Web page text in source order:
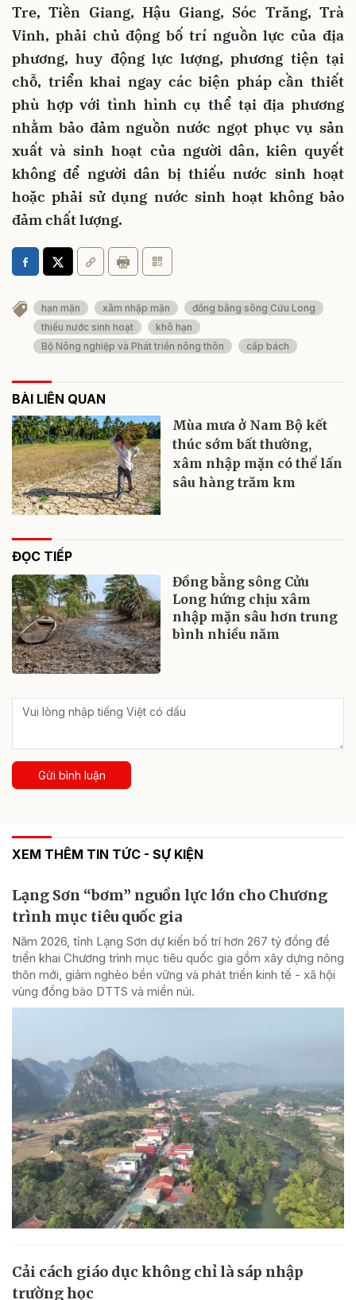
Tre, Tiền Giang, Hậu Giang, Sóc Trăng, Trà
Vinh, phải chủ động bố trí nguồn lực của địa
phương, huy động lực lượng, phương tiện tại
chỗ, triển khai ngay các biện pháp cần thiết
phù hợp với tình hình cụ thể tại địa phương
nhằm bảo đảm nguồn nước ngọt phục vụ sản
xuất và sinh hoạt của người dân, kiên quyết
không để người dân bị thiếu nước sinh hoạt
hoặc phải sử dụng nước sinh hoạt không bảo
đảm chất lượng.
hạn mặn xâm nhập mặn
đồng bằng sông Cửu Long
thiếu nước sinh hoạt
khô hạn
Bộ Nông nghiệp và Phát triển nông thôn
cấp bách
BÀI LIÊN QUAN
Mùa mưa ở Nam Bộ kết
thúc sớm bất thường,
xâm nhập mặn có thể lấn
sâu hàng trăm km
ĐỌC TIẾP
Đồng bằng sông Cửu
Long hứng chịu xâm
nhập mặn sâu hơn trung
bình nhiều năm
Gửi bình luận
XEM THÊM TIN TỨC - SỰ KIỆN
Lạng Sơn “bơm” nguồn lực lớn cho Chương
trình mục tiêu quốc gia
Năm 2026, tỉnh Lạng Sơn dự kiến bố trí hơn 267 tỷ đồng để
triển khai Chương trình mục tiêu quốc gia gồm xây dựng nông
thôn mới, giảm nghèo bền vững và phát triển kinh tế - xã hội
vùng đồng bào DTTS và miền núi.
Cải cách giáo dục không chỉ là sáp nhập
trường học